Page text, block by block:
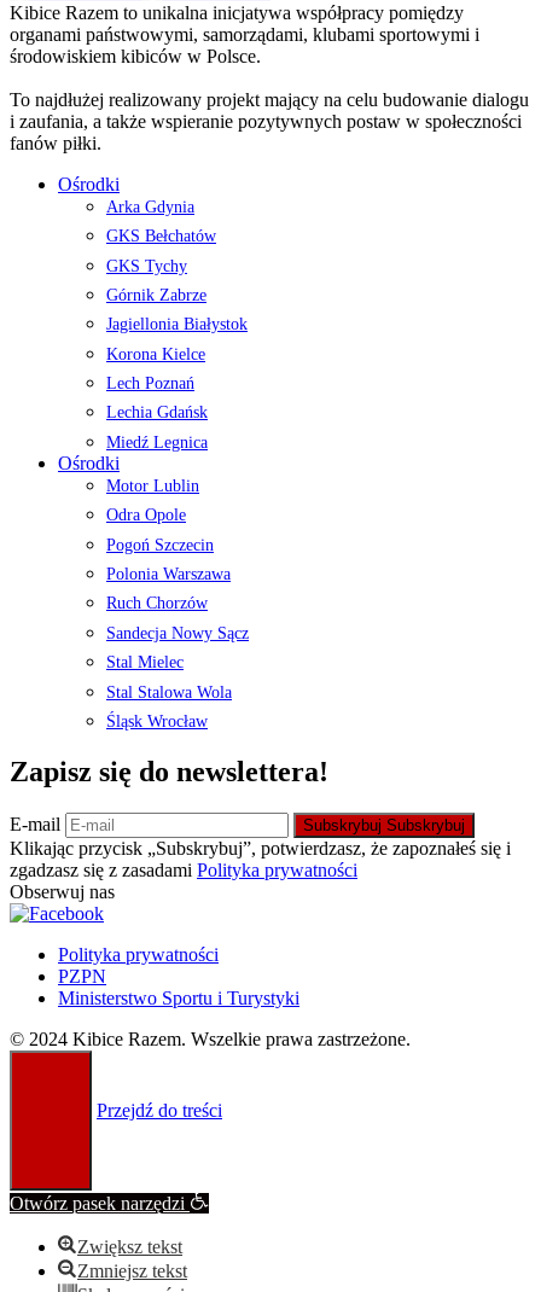
Kibice Razem to unikalna inicjatywa współpracy pomiędzy
organami państwowymi, samorządami, klubami sportowymi i
środowiskiem kibiców w Polsce.
To najdłużej realizowany projekt mający na celu budowanie dialogu
i zaufania, a także wspieranie pozytywnych postaw w społeczności
fanów piłki.
Ośrodki
Arka Gdynia
GKS Bełchatów
GKS Tychy
Górnik Zabrze
Jagiellonia Białystok
Korona Kielce
Lech Poznań
Lechia Gdańsk
Miedź Legnica
Ośrodki
Motor Lublin
Odra Opole
Pogoń Szczecin
Polonia Warszawa
Ruch Chorzów
Sandecja Nowy Sącz
Stal Mielec
Stal Stalowa Wola
Śląsk Wrocław
Zapisz się do newslettera!
E-mail Subskrybuj Subskrybuj
Klikając przycisk „Subskrybuj”, potwierdzasz, że zapoznałeś się i
zgadzasz się z zasadami Polityka prywatności
Obserwuj nas
Polityka prywatności
PZPN
Ministerstwo Sportu i Turystyki
© 2024 Kibice Razem. Wszelkie prawa zastrzeżone.
Przejdź do treści
Otwórz pasek narzędzi
Zwiększ tekst
Zmniejsz tekst